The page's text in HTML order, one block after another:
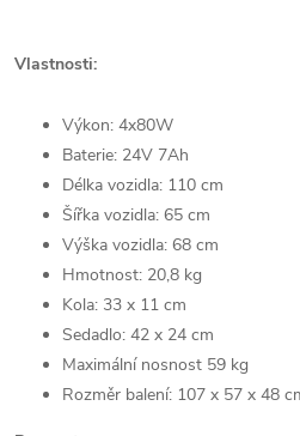
Vlastnosti:
Výkon: 4x80W
Baterie: 24V 7Ah
Délka vozidla: 110 cm
Šířka vozidla: 65 cm
Výška vozidla: 68 cm
Hmotnost: 20,8 kg
Kola: 33 x 11 cm
Sedadlo: 42 x 24 cm
Maximální nosnost 59 kg
Rozměr balení: 107 x 57 x 48